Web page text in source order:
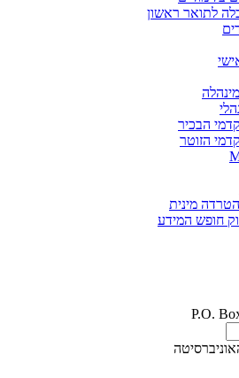
לתואר ראשון
הבכיר
הזוטר
מינית
חופש המידע
P.O.